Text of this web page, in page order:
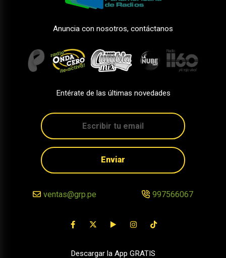
Anuncia con nosotros, contáctanos
Entérate de las últimas novedades
Enviar
ventas@grp.pe 997566067
Descargar la App GRATIS